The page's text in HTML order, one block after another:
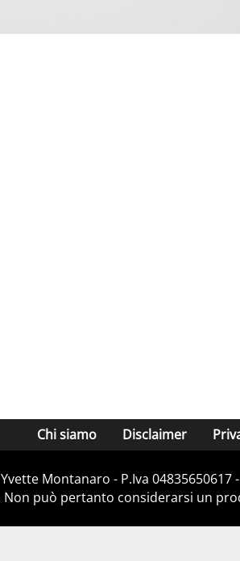
Chi siamo Disclaimer
Montanaro - P.Iva
può pertanto considerarsi un